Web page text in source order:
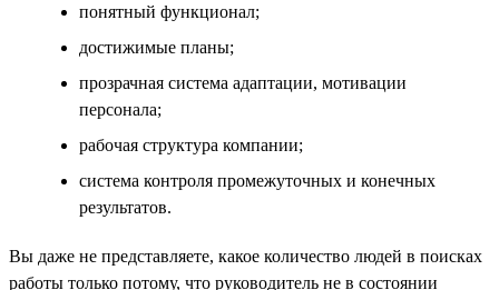
понятный функционал;
достижимые планы;
прозрачная система адаптации, мотивации
персонала;
рабочая структура компании;
система контроля промежуточных и конечных
результатов.
Вы даже не представляете, какое количество людей в поисках
работы только потому, что руководитель не в состоянии